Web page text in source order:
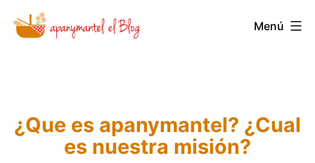
Saltar
Novedades
Apanymantel
Menú
¿Que es apanymantel? ¿Cual
es nuestra misión?